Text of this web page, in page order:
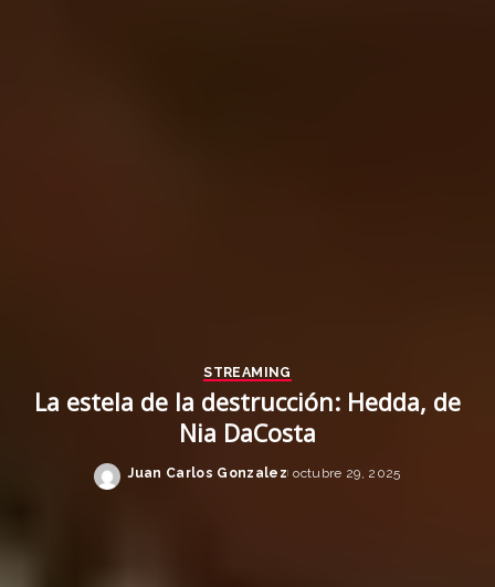
STREAMING
La estela de la destrucción: Hedda, de
Nia DaCosta
Posted
Juan Carlos Gonzalez octubre 29, 2025